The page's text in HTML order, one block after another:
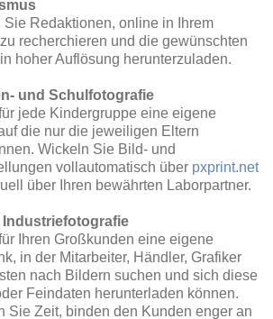
Sie Redaktionen, online in Ihrem
recherchieren und die gewünschten
hoher Auflösung herunterzuladen.
und Schulfotografie
jede Kindergruppe eine eigene
die nur die jeweiligen Eltern
Wickeln Sie Bild- und
vollautomatisch über pxprint.net
über Ihren bewährten Laborpartner.
Industriefotografie
Ihren Großkunden eine eigene
in der Mitarbeiter, Händler, Grafiker
nach Bildern suchen und sich diese
Feindaten herunterladen können.
Sie Zeit, binden den Kunden enger an